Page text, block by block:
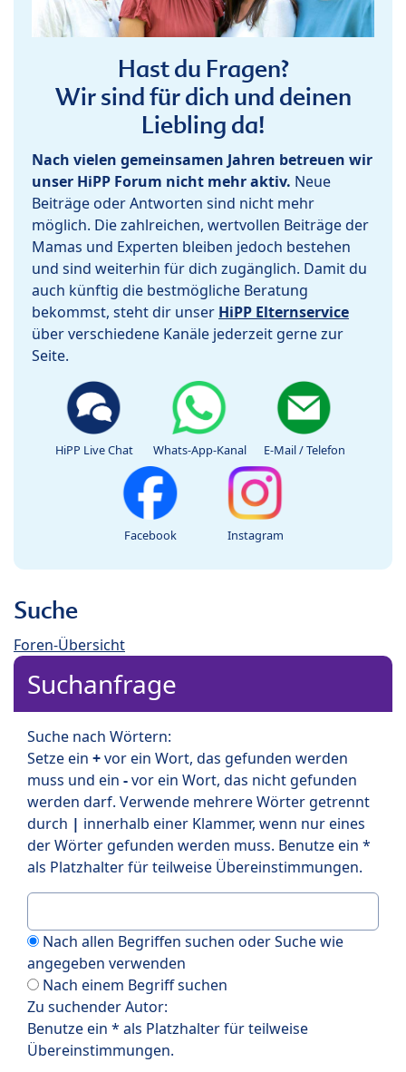
Hast du Fragen?
Wir sind für dich und deinen
Liebling da!
Nach vielen gemeinsamen Jahren betreuen wir
unser HiPP Forum nicht mehr aktiv. Neue
Beiträge oder Antworten sind nicht mehr
möglich. Die zahlreichen, wertvollen Beiträge der
Mamas und Experten bleiben jedoch bestehen
und sind weiterhin für dich zugänglich. Damit du
auch künftig die bestmögliche Beratung
bekommst, steht dir unser HiPP Elternservice
über verschiedene Kanäle jederzeit gerne zur
Seite.
HiPP Live Chat Whats-App-Kanal E-Mail / Telefon
Facebook Instagram
Suche
Foren-Übersicht
Suchanfrage
Suche nach Wörtern:
Setze ein +vor ein Wort, das gefunden werden
muss und ein -vor ein Wort, das nicht gefunden
werden darf. Verwende mehrere Wörter getrennt
durch | innerhalb einer Klammer, wenn nur eines
der Wörter gefunden werden muss. Benutze ein *
als Platzhalter für teilweise Übereinstimmungen.
Nach allen Begriffen suchen oder Suche wie
angegeben verwenden
Nach einem Begriff suchen
Zu suchender Autor:
Benutze ein * als Platzhalter für teilweise
Übereinstimmungen.